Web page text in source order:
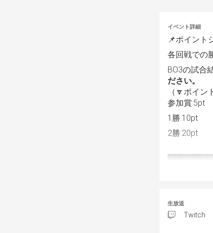
イベント詳細
📌ポイント
各回戦での
BO3の試合
ださい。
（🔽ポイン
参加賞:5pt
1勝:10pt
2勝:20pt
生放送
Twitch